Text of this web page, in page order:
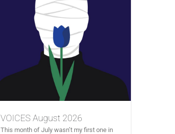
VOICES August 2026
This month of July wasn’t my first one in